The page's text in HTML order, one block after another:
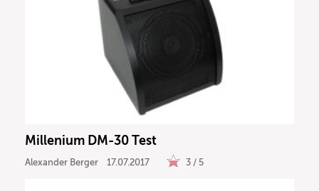
Millenium DM-30 Test
Alexander Berger 17.07.2017 3 / 5